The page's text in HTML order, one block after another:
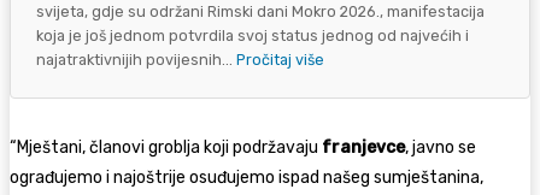
svijeta, gdje su održani Rimski dani Mokro 2026., manifestacija
koja je još jednom potvrdila svoj status jednog od najvećih i
najatraktivnijih povijesnih... Pročitaj više
“Mještani, članovi groblja koji podržavaju franjevce, javno se
ograđujemo i najoštrije osuđujemo ispad našeg sumještanina,